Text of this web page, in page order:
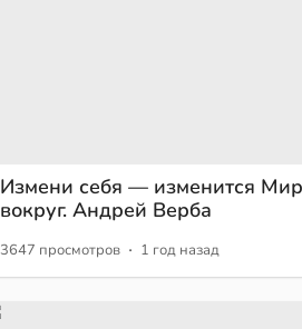
Измени себя — изменится Мир
вокруг. Андрей Верба
3647 просмотров · 1 год назад